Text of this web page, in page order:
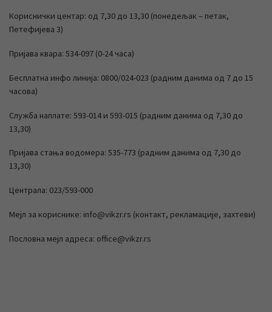
Кориснички центар: од 7,30 до 13,30 (понедељак – петак,
Петефијева 3)
Пријава квара: 534-097 (0-24 часа)
Бесплатна инфо линија: 0800/024-023 (радним данима од 7 до 15
часова)
Служба наплате: 593-014 и 593-015 (радним данима од 7,30 до
13,30)
Пријава стања водомера: 535-773 (радним данима од 7,30 до
13,30)
Централа: 023/593-000
Мејл за кориснике: info@vikzr.rs (контакт, рекламације, захтеви)
Пословна мејл адреса: office@vikzr.rs